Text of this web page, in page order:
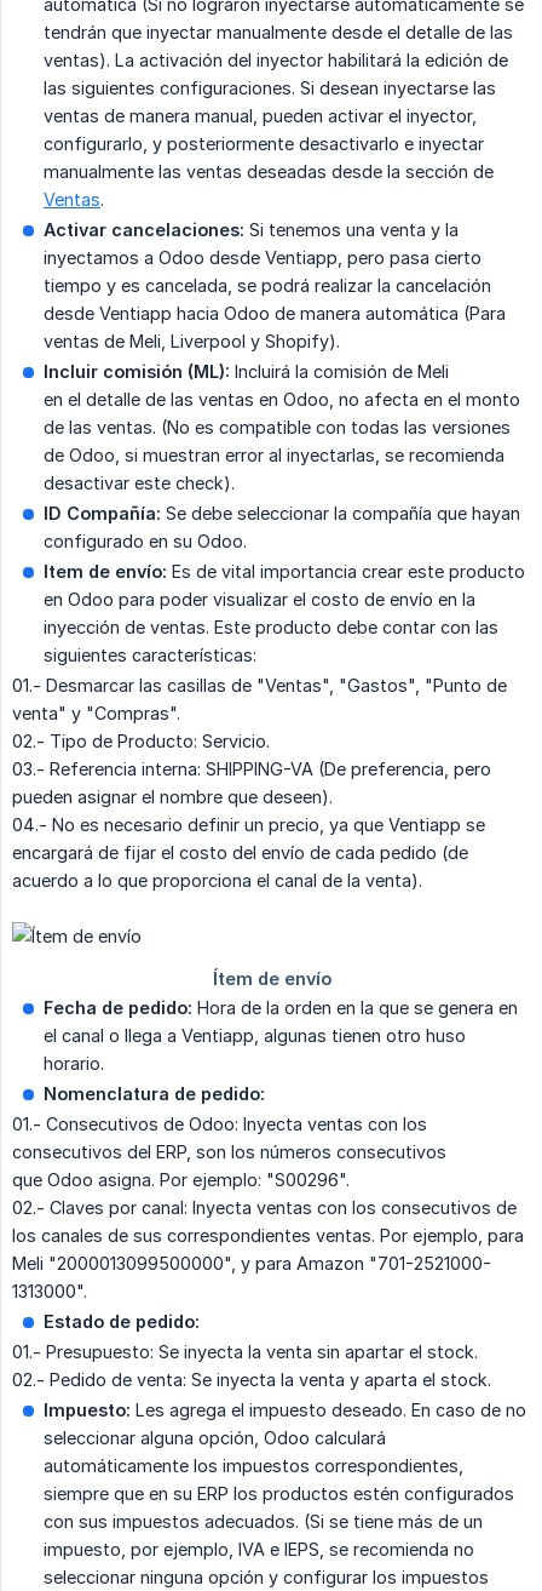
automática (Si no lograron inyectarse automáticamente se
tendrán que inyectar manualmente desde el detalle de las
ventas). La activación del inyector habilitará la edición de
las siguientes configuraciones. Si desean inyectarse las
ventas de manera manual, pueden activar el inyector,
configurarlo, y posteriormente desactivarlo e inyectar
manualmente las ventas deseadas desde la sección de
Ventas.
Activar cancelaciones: Si tenemos una venta y la
inyectamos a Odoo desde Ventiapp, pero pasa cierto
tiempo y es cancelada, se podrá realizar la cancelación
desde Ventiapp hacia Odoo de manera automática (Para
ventas de Meli, Liverpool y Shopify).
Incluir comisión (ML): Incluirá la comisión de Meli
en el detalle de las ventas en Odoo, no afecta en el monto
de las ventas. (No es compatible con todas las versiones
de Odoo, si muestran error al inyectarlas, se recomienda
desactivar este check).
ID Compañía: Se debe seleccionar la compañía que hayan
configurado en su Odoo.
Item de envío: Es de vital importancia crear este producto
en Odoo para poder visualizar el costo de envío en la
inyección de ventas. Este producto debe contar con las
siguientes características:
01.- Desmarcar las casillas de "Ventas", "Gastos", "Punto de
venta" y "Compras".
02.- Tipo de Producto: Servicio.
03.- Referencia interna: SHIPPING-VA (De preferencia, pero
pueden asignar el nombre que deseen).
04.- No es necesario definir un precio, ya que Ventiapp se
encargará de fijar el costo del envío de cada pedido (de
acuerdo a lo que proporciona el canal de la venta).
Fecha de pedido: Hora de la orden en la que se genera en
el canal o llega a Ventiapp, algunas tienen otro huso
horario.
Nomenclatura de pedido:
01.- Consecutivos de Odoo: Inyecta ventas con los
consecutivos del ERP, son los números consecutivos
que Odoo asigna. Por ejemplo: "S00296".
02.- Claves por canal: Inyecta ventas con los consecutivos de
los canales de sus correspondientes ventas. Por ejemplo, para
Meli "2000013099500000", y para Amazon "701-2521000-
1313000".
Estado de pedido:
01.- Presupuesto: Se inyecta la venta sin apartar el stock.
02.- Pedido de venta: Se inyecta la venta y aparta el stock.
Impuesto: Les agrega el impuesto deseado. En caso de no
seleccionar alguna opción, Odoo calculará
automáticamente los impuestos correspondientes,
siempre que en su ERP los productos estén configurados
con sus impuestos adecuados. (Si se tiene más de un
impuesto, por ejemplo, IVA e IEPS, se recomienda no
seleccionar ninguna opción y configurar los impuestos